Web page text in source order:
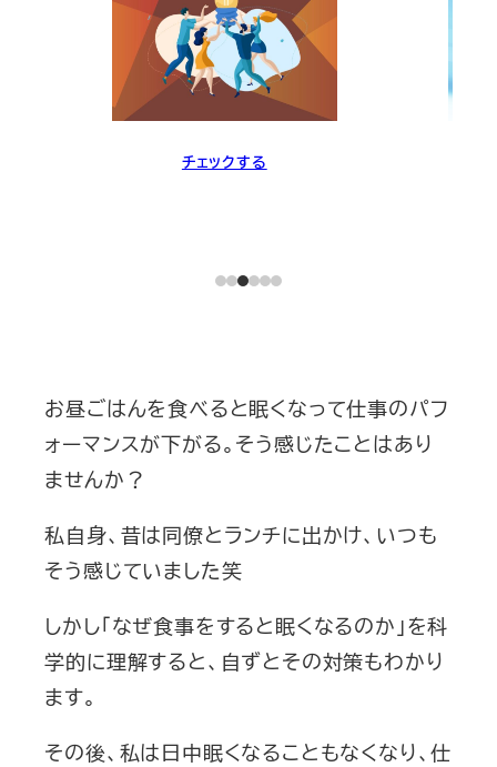
チェックする
お昼ごはんを食べると眠くなって仕事のパフ
ォーマンスが下がる。そう感じたことはあり
ませんか？
私自身、昔は同僚とランチに出かけ、いつも
そう感じていました笑
しかし「なぜ食事をすると眠くなるのか」を科
学的に理解すると、自ずとその対策もわかり
ます。
その後、私は日中眠くなることもなくなり、仕